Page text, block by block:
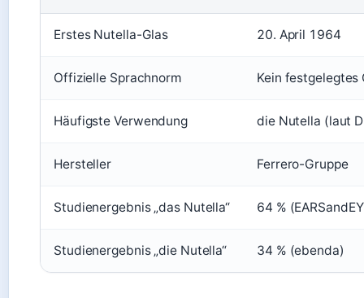
Erstes Nutella-Glas 20. April 1964
Offizielle Sprachnorm Kein festgelegtes
Häufigste Verwendung die Nutella (laut
Hersteller Ferrero-Gruppe
Studienergebnis „das Nutella“ 64 %
Studienergebnis „die Nutella“ 34 % (ebenda)